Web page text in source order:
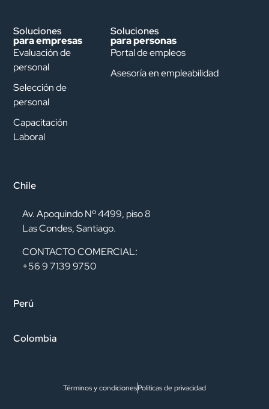
Soluciones
para empresas
Evaluación de
personal
Selección de
personal
Capacitación
Laboral
Soluciones
para personas
Portal de empleos
Asesoría en empleabilidad
Chile
Av. Apoquindo Nº 4499, piso 8
Las Condes, Santiago.
CONTACTO COMERCIAL:
+56 9 7139 9750
Perú
Colombia
Términos y condicionesPolíticas de privacidad